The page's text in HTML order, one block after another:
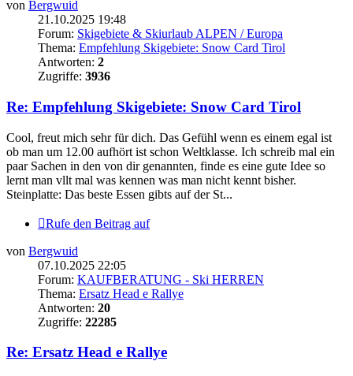
von Bergwuid
21.10.2025 19:48
Forum: Skigebiete & Skiurlaub ALPEN / Europa
Thema: Empfehlung Skigebiete: Snow Card Tirol
Antworten: 2
Zugriffe: 3936
Re: Empfehlung Skigebiete: Snow Card Tirol
Cool, freut mich sehr für dich. Das Gefühl wenn es einem egal ist
ob man um 12.00 aufhört ist schon Weltklasse. Ich schreib mal ein
paar Sachen in den von dir genannten, finde es eine gute Idee so
lernt man vllt mal was kennen was man nicht kennt bisher.
Steinplatte: Das beste Essen gibts auf der St...
Rufe den Beitrag auf
von Bergwuid
07.10.2025 22:05
Forum: KAUFBERATUNG - Ski HERREN
Thema: Ersatz Head e Rallye
Antworten: 20
Zugriffe: 22285
Re: Ersatz Head e Rallye